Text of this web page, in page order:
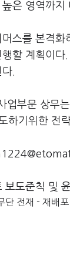
은 영역까지
머스를 본격
할 계획이
.
업부문 상무
하기위한 전
보도준칙 및
전재 - 재배포